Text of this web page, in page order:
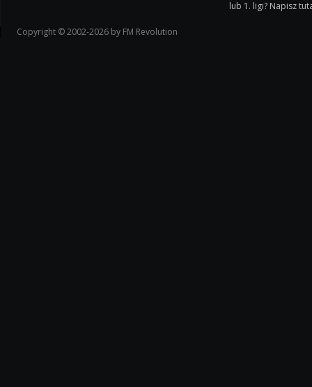
lub 1. ligi? Napisz
Copyright © 2002-2026 by FM Revolution